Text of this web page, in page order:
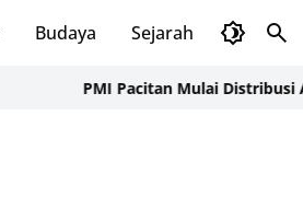
Budaya Sejarah
PMI Pacitan Mulai Distribusi Air Bersih